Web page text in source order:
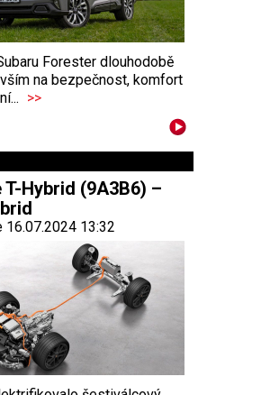
Forester dlouhodobě
na bezpečnost, komfort
>>
Hybrid (9A3B6) –
16.07.2024 13:32